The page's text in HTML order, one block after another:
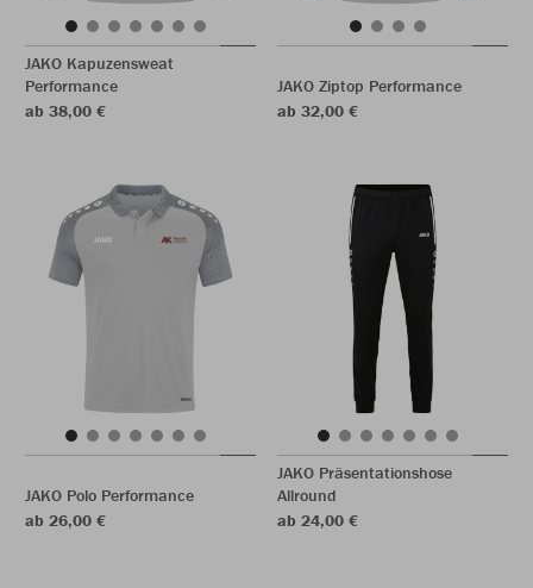
JAKO Kapuzensweat
Performance
ab 38,00 €
JAKO Ziptop Performance
ab 32,00 €
JAKO Polo Performance
ab 26,00 €
JAKO Präsentationshose
Allround
ab 24,00 €